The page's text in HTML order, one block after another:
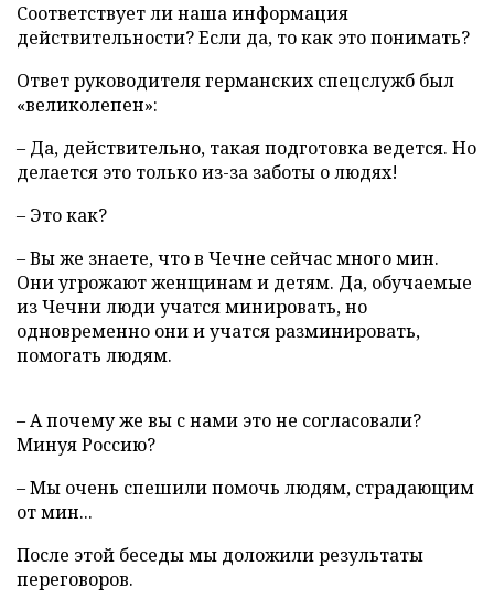
Соответствует ли наша информация
действительности? Если да, то как это понимать?
Ответ руководителя германских спецслужб был
«великолепен»:
– Да, действительно, такая подготовка ведется. Но
делается это только из-за заботы о людях!
– Это как?
– Вы же знаете, что в Чечне сейчас много мин.
Они угрожают женщинам и детям. Да, обучаемые
из Чечни люди учатся минировать, но
одновременно они и учатся разминировать,
помогать людям.
– А почему же вы с нами это не согласовали?
Минуя Россию?
– Мы очень спешили помочь людям, страдающим
от мин...
После этой беседы мы доложили результаты
переговоров.